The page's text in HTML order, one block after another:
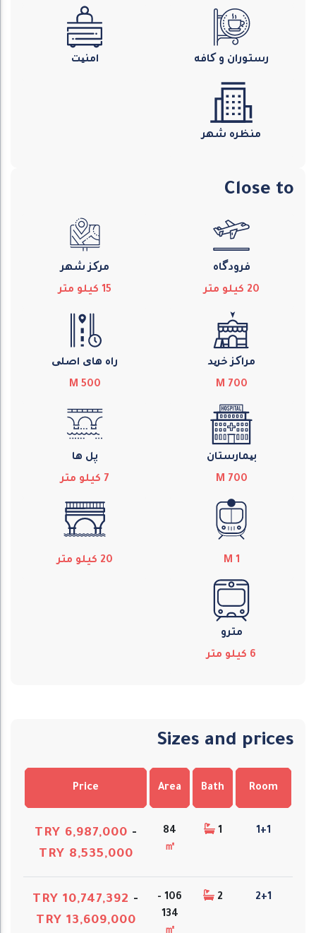
رستوران و کافه امنیت
منظره شهر
Close to
فرودگاه
20 كيلو متر
مرکز شهر
15 كيلو متر
مراکز خرید
700
M
راه های اصلی
500
M
بیمارستان
700
M
پل ها
7 كيلو متر
1
M
20 كيلو متر
مترو
6 كيلو متر
Sizes and prices
Room
Bath
Area
Price
1+1
1
84
㎡
TRY 6,987,000 -
TRY 8,535,000
2+1
2
106 -
134
TRY 10,747,392 -
TRY 13,609,000